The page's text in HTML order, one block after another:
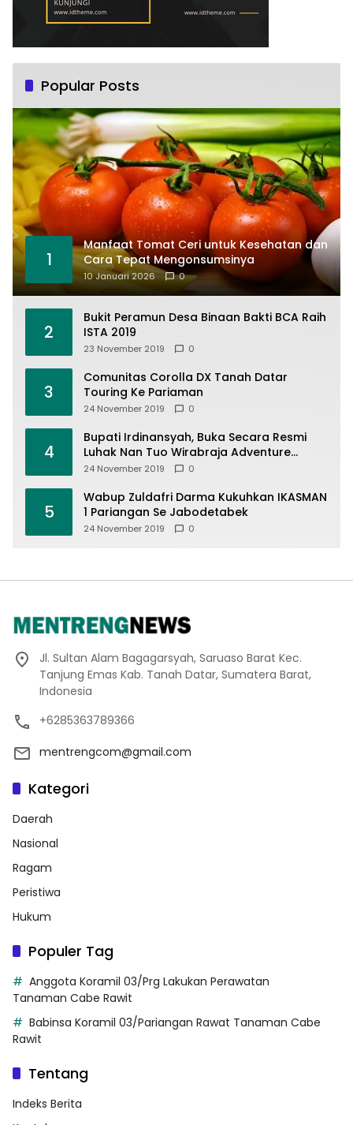
Popular Posts
1
Manfaat Tomat Ceri untuk Kesehatan dan
Cara Tepat Mengonsumsinya
10 Januari 2026 0
2
Bukit Peramun Desa Binaan Bakti BCA Raih
ISTA 2019
23 November 2019 0
3
Comunitas Corolla DX Tanah Datar
Touring Ke Pariaman
24 November 2019 0
4
Bupati Irdinansyah, Buka Secara Resmi
Luhak Nan Tuo Wirabraja Adventure
Offroad 2019
24 November 2019 0
5
Wabup Zuldafri Darma Kukuhkan IKASMAN
1 Pariangan Se Jabodetabek
24 November 2019 0
Jl. Sultan Alam Bagagarsyah, Saruaso Barat Kec.
Tanjung Emas Kab. Tanah Datar, Sumatera Barat,
Indonesia
+6285363789366
mentrengcom@gmail.com
Kategori
Daerah
Nasional
Ragam
Peristiwa
Hukum
Populer Tag
Anggota Koramil 03/Prg Lakukan Perawatan
Tanaman Cabe Rawit
Babinsa Koramil 03/Pariangan Rawat Tanaman Cabe
Rawit
Tentang
Indeks Berita